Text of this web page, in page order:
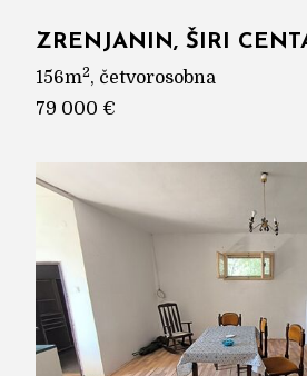
ZRENJANIN, ŠIRI
156m2, četvorosobna
79 000 €